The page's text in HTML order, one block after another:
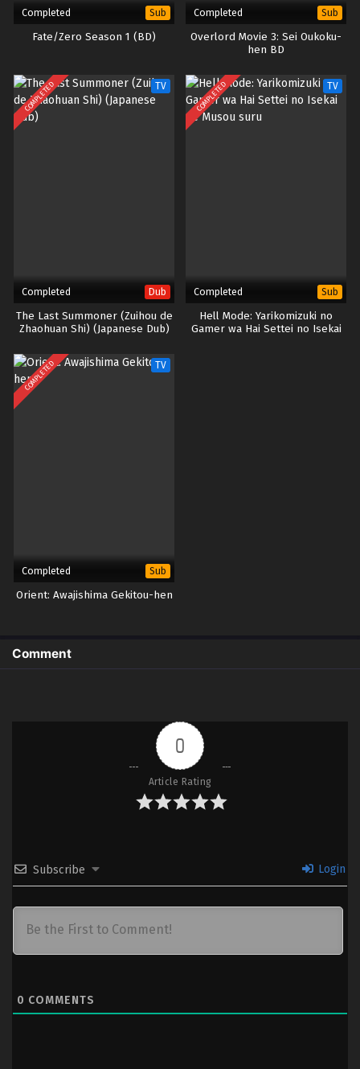
Completed Sub
Fate/Zero Season 1 (BD)
Completed Sub
Overlord Movie 3: Sei Oukoku-
hen BD
COMPLETED TV
Completed Dub
The Last Summoner (Zuihou de
Zhaohuan Shi) (Japanese Dub)
COMPLETED TV
Completed Sub
Hell Mode: Yarikomizuki no
Gamer wa Hai Settei no Isekai
COMPLETED TV
Completed Sub
Orient: Awajishima Gekitou-hen
Comment
0
Article Rating
Subscribe Login
0 COMMENTS